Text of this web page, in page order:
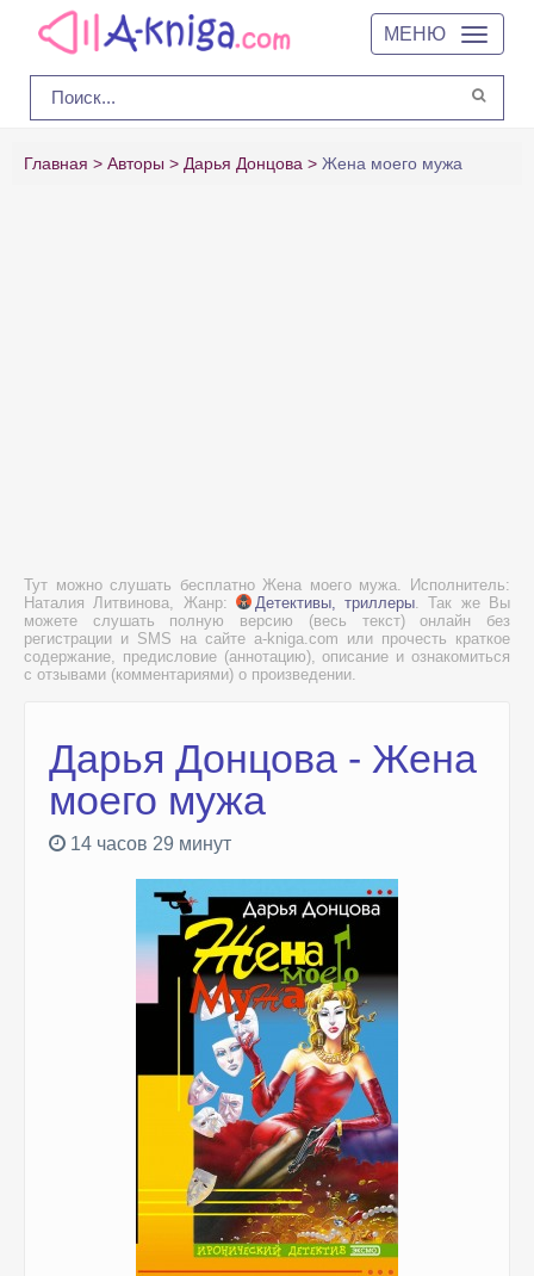
МЕНЮ
Главная Авторы Дарья Донцова Жена моего мужа
Тут можно слушать бесплатно Жена моего мужа. Исполнитель:
Наталия Литвинова, Жанр:
Детективы, триллеры. Так же Вы
можете слушать полную версию (весь текст) онлайн без
регистрации и SMS на сайте a-kniga.com или прочесть краткое
содержание, предисловие (аннотацию), описание и ознакомиться
с отзывами (комментариями) о произведении.
Дарья Донцова - Жена
моего мужа
14 часов 29 минут